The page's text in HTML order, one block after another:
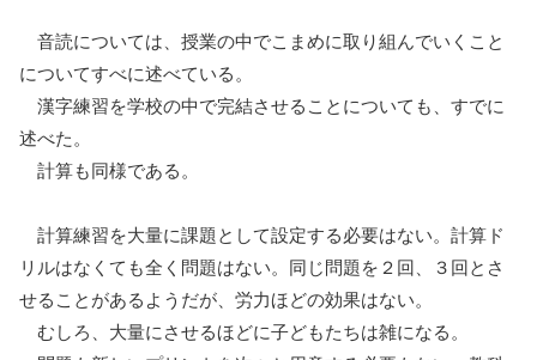
音読については、授業の中でこまめに取り組んでいくこと
についてすべに述べている。
漢字練習を学校の中で完結させることについても、すでに
述べた。
計算も同様である。
計算練習を大量に課題として設定する必要はない。計算ド
リルはなくても全く問題はない。同じ問題を２回、３回とさ
せることがあるようだが、労力ほどの効果はない。
むしろ、大量にさせるほどに子どもたちは雑になる。